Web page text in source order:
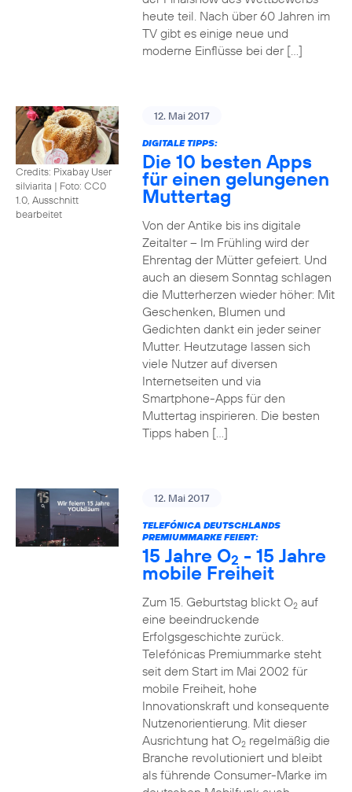
heute teil. Nach über 60 Jahren im
TV gibt es einige neue und
moderne Einflüsse bei der […]
Credits: Pixabay User
silviarita | Foto: CC0
1.0, Ausschnitt
bearbeitet
12. Mai 2017
DIGITALE TIPPS:
Die 10 besten Apps
für einen gelungenen
Muttertag
Von der Antike bis ins digitale
Zeitalter – Im Frühling wird der
Ehrentag der Mütter gefeiert. Und
auch an diesem Sonntag schlagen
die Mutterherzen wieder höher: Mit
Geschenken, Blumen und
Gedichten dankt ein jeder seiner
Mutter. Heutzutage lassen sich
viele Nutzer auf diversen
Internetseiten und via
Smartphone-Apps für den
Muttertag inspirieren. Die besten
Tipps haben […]
12. Mai 2017
TELEFÓNICA DEUTSCHLANDS
PREMIUMMARKE FEIERT:
15 Jahre O2 - 15 Jahre
mobile Freiheit
Zum 15. Geburtstag blickt O2auf
eine beeindruckende
Erfolgsgeschichte zurück.
Telefónicas Premiummarke steht
seit dem Start im Mai 2002 für
mobile Freiheit, hohe
Innovationskraft und konsequente
Nutzenorientierung. Mit dieser
Ausrichtung hat O2regelmäßig die
Branche revolutioniert und bleibt
als führende Consumer-Marke im